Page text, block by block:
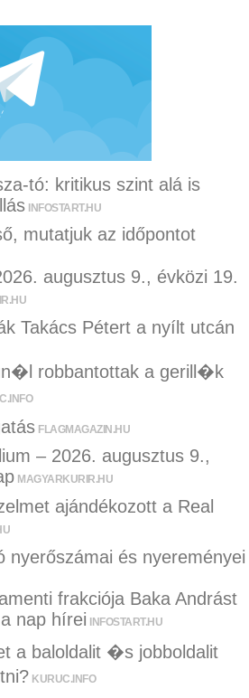
tó: kritikus szint alá is
INFOSTART.HU
mutatjuk az időpontot
augusztus 9., évközi 19.
Takács Pétert a nyílt utcán
robbantottak a gerill�k
FLAGMAGAZIN.HU
– 2026. augusztus 9.,
MAGYARKURIR.HU
ajándékozott a Real
nyerőszámai és nyereményei
frakciója Baka Andrást
nap hírei
INFOSTART.HU
a baloldalit �s jobboldalit
KURUC.INFO